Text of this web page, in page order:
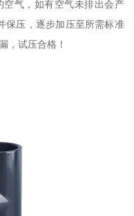
气，如有空气未排出会产
保压，逐步加压至所需标准
，试压合格！